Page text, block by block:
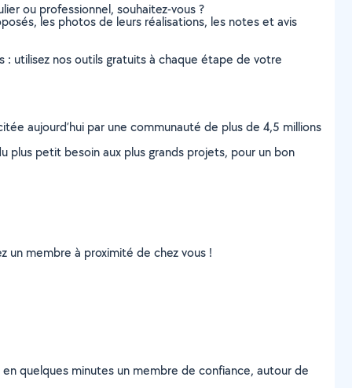
ou professionnel, souhaitez-vous ?
les photos de leurs réalisations, les notes et avis
: utilisez nos outils gratuits à chaque étape de votre
aujourd’hui par une communauté de plus de 4,5 millions
plus petit besoin aux plus grands projets, pour un bon
un membre à proximité de chez vous !
quelques minutes un membre de confiance, autour de